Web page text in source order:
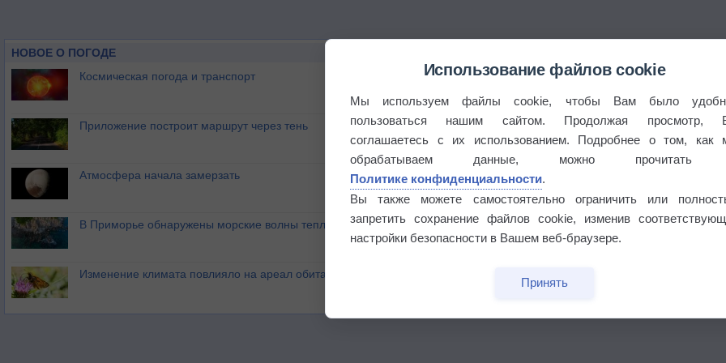
НОВОЕ О ПОГОДЕ
Космическая погода и транспорт
Приложение построит маршрут через тень
Атмосфера начала замерзать
В Приморье обнаружены морские волны тепла
Изменение климата повлияло на ареал обитания бабочек
Использование файлов cookie
Мы используем файлы cookie, чтобы Вам было
пользоваться нашим сайтом. Продолжая просмотр,
соглашаетесь с их использованием. Подробнее о том, как
обрабатываем данные, можно прочитать
Политике конфиденциальности.
Вы также можете самостоятельно ограничить или
запретить сохранение файлов cookie, изменив
настройки безопасности в Вашем веб-браузере.
Принять